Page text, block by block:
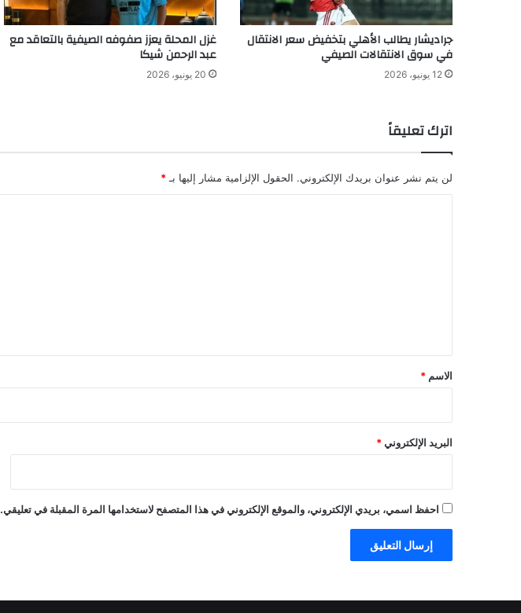
جراديشار يطالب الأهلي بتخفيض سعر الانتقال
في سوق الانتقالات الصيفي
12 يونيو، 2026
غزل المحلة يعزز صفوفه الصيفية بالتعاقد مع
عبد الرحمن شيكا
20 يونيو، 2026
اترك تعليقاً
لن يتم نشر عنوان بريدك الإلكتروني. الحقول الإلزامية مشار إليها بـ *
*
الاسم *
البريد الإلكتروني *
احفظ اسمي، بريدي الإلكتروني، والموقع الإلكتروني في هذا المتصفح لاستخدامها المرة المقبلة في تعليقي.